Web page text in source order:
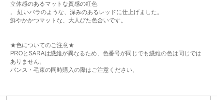
立体感のあるマットな質感の紅色
。 紅いバラのような、深みのあるレッドに仕上げました。
鮮やかかつマットな、大人びた色合いです。
★色についてのご注意★
PROとSARAは繊維が異なるため、色番号が同じでも繊維の色は同じでは
ありません。
バンス・毛束の同時購入の際はご注意ください。